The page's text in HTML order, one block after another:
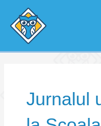
content
Jurnalul